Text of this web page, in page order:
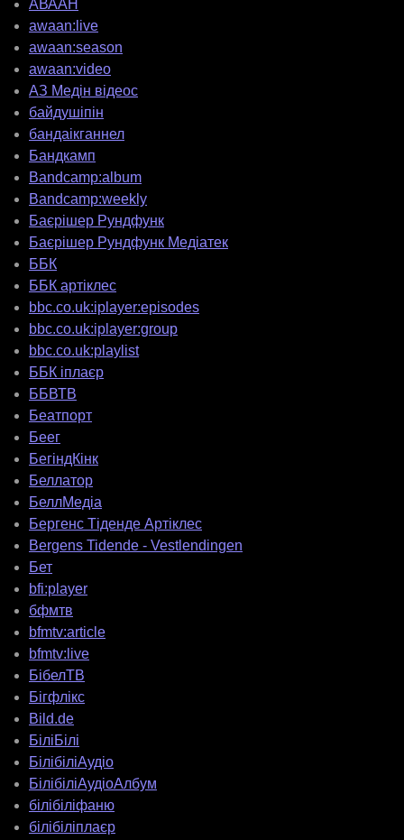
АВААН
awaan:live
awaan:season
awaan:video
АЗ Медін відеос
байдушіпін
бандаікганнел
Бандкамп
Bandcamp:album
Bandcamp:weekly
Баєрішер Рундфунк
Баєрішер Рундфунк Медіатек
ББК
ББК артіклес
bbc.co.uk:iplayer:episodes
bbc.co.uk:iplayer:group
bbc.co.uk:playlist
ББК іплаєр
ББВТВ
Беатпорт
Беег
БегіндКінк
Беллатор
БеллМедіа
Бергенс Тіденде Артіклес
Bergens Tidende - Vestlendingen
Бет
bfi:player
бфмтв
bfmtv:article
bfmtv:live
БібелТВ
Бігфлікс
Bild.de
БіліБілі
БілібіліАудіо
БілібіліАудіоАлбум
білібіліфаню
білібіліплаєр